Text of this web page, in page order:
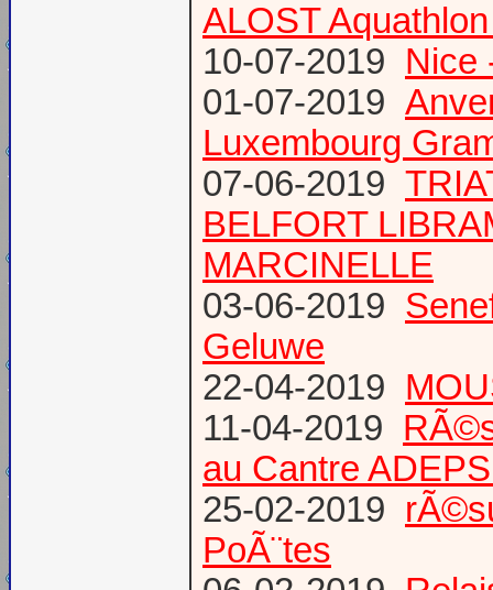
ALOST
10-07-2019 Nice
01-07-2019
Luxembourg
07-06-2019
BELFORT
MARCINELLE
03-06-2019
Geluwe
22-04-2019
11-04-2019
au Cantre
25-02-2019
PoÃ¨tes